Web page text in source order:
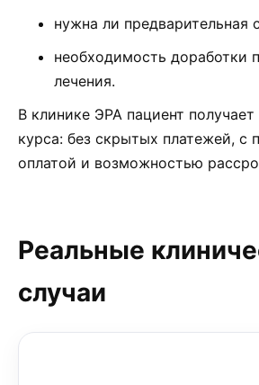
нужна ли предварительная
необходимость доработки
лечения.
В клинике ЭРА пациент
курса: без скрытых платежей, с
оплатой и возможностью
Реальные
случаи